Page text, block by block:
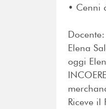
• Cenni
Docente:
Elena
oggi
Riceve il